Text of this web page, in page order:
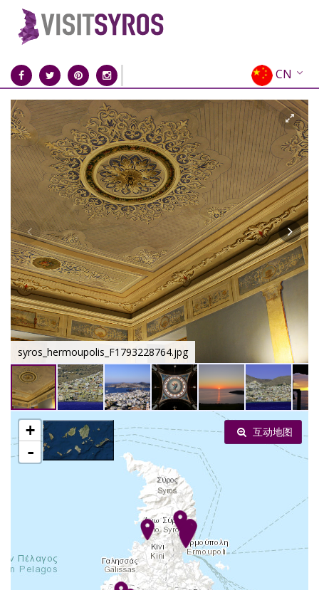
CN
EN
EL
FR
DE
IT
ES
RU
syros_hermoupolis_F1793228764.jpg
+
-
互动地图